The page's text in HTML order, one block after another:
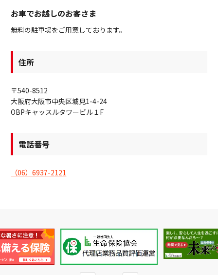
お車でお越しのお客さま
無料の駐車場をご用意しております。
住所
〒540-8512
大阪府大阪市中央区城見1-4-24
OBPキャッスルタワービル１F
電話番号
（06）6937-2121